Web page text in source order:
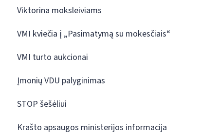
Viktorina moksleiviams
VMI kviečia į „Pasimatymą su mokesčiais“
VMI turto aukcionai
Įmonių VDU palyginimas
STOP šešėliui
Krašto apsaugos ministerijos informacija